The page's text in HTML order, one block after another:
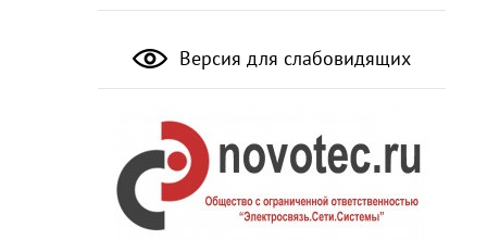
Версия для слабовидящих